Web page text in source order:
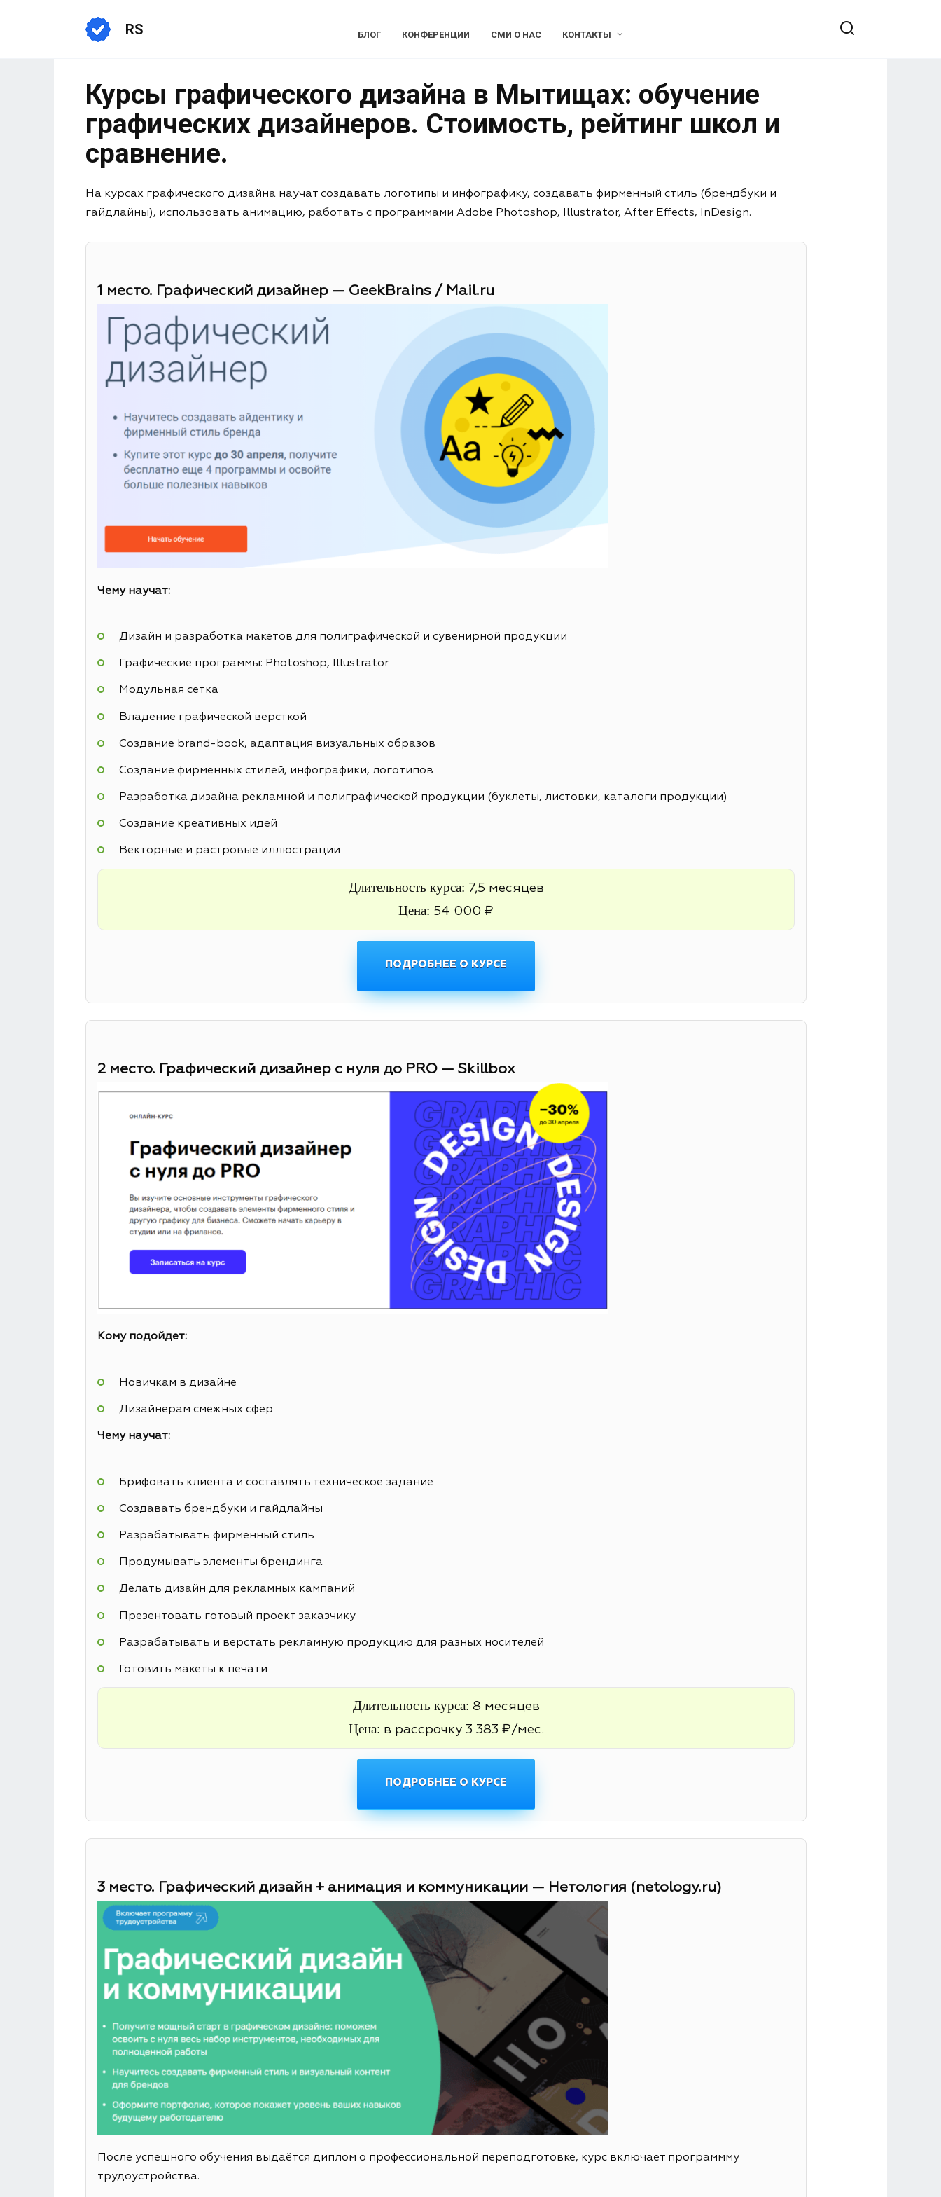
RS БЛОГ КОНФЕРЕНЦИИ СМИ О НАС КОНТАКТЫ
Курсы графического дизайна в Мытищах: обучение
графических дизайнеров. Стоимость, рейтинг школ и
сравнение.
На курсах графического дизайна научат создавать логотипы и инфографику, создавать фирменный стиль (брендбуки и
гайдлайны), использовать анимацию, работать с программами Adobe Photoshop, Illustrator, After Effects, InDesign.
1 место. Графический дизайнер — GeekBrains / Mail.ru
Чему научат:
Дизайн и разработка макетов для полиграфической и сувенирной продукции
Графические программы: Photoshop, Illustrator
Модульная сетка
Владение графической версткой
Создание brand-book, адаптация визуальных образов
Создание фирменных стилей, инфографики, логотипов
Разработка дизайна рекламной и полиграфической продукции (буклеты, листовки, каталоги продукции)
Создание креативных идей
Векторные и растровые иллюстрации
Длительность курса: 7,5 месяцев
Цена: 54 000 ₽
ПОДРОБНЕЕ О КУРСЕ
2 место. Графический дизайнер с нуля до PRO — Skillbox
Кому подойдет:
Новичкам в дизайне
Дизайнерам смежных сфер
Чему научат:
Брифовать клиента и составлять техническое задание
Создавать брендбуки и гайдлайны
Разрабатывать фирменный стиль
Продумывать элементы брендинга
Делать дизайн для рекламных кампаний
Презентовать готовый проект заказчику
Разрабатывать и верстать рекламную продукцию для разных носителей
Готовить макеты к печати
Длительность курса: 8 месяцев
Цена: в рассрочку 3 383 ₽/мес.
ПОДРОБНЕЕ О КУРСЕ
3 место. Графический дизайн + анимация и коммуникации — Нетология (netology.ru)
После успешного обучения выдаётся диплом о профессиональной переподготовке, курс включает программму
трудоустройства.